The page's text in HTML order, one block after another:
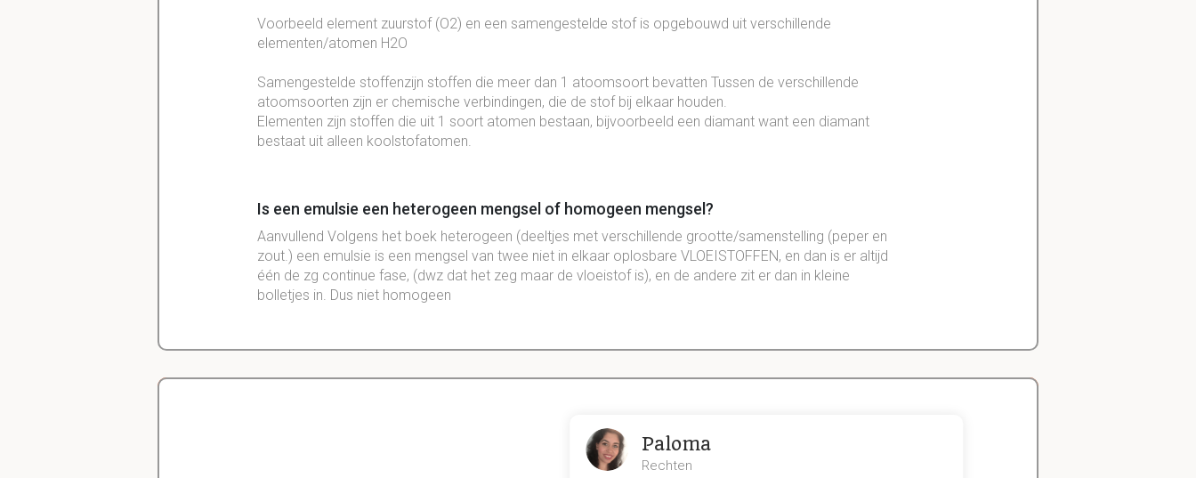
Voorbeeld element zuurstof (O2) en een samengestelde stof is opgebouwd uit verschillende
elementen/atomen H2O
Samengestelde stoffenzijn stoffen die meer dan 1 atoomsoort bevatten Tussen de verschillende
atoomsoorten zijn er chemische verbindingen, die de stof bij elkaar houden.
Elementen zijn stoffen die uit 1 soort atomen bestaan, bijvoorbeeld een diamant want een diamant
bestaat uit alleen koolstofatomen.
Is een emulsie een heterogeen mengsel of homogeen mengsel?
Aanvullend Volgens het boek heterogeen (deeltjes met verschillende grootte/samenstelling (peper en
zout.) een emulsie is een mengsel van twee niet in elkaar oplosbare VLOEISTOFFEN, en dan is er altijd
één de zg continue fase, (dwz dat het zeg maar de vloeistof is), en de andere zit er dan in kleine
bolletjes in. Dus niet homogeen
Paloma
Rechten